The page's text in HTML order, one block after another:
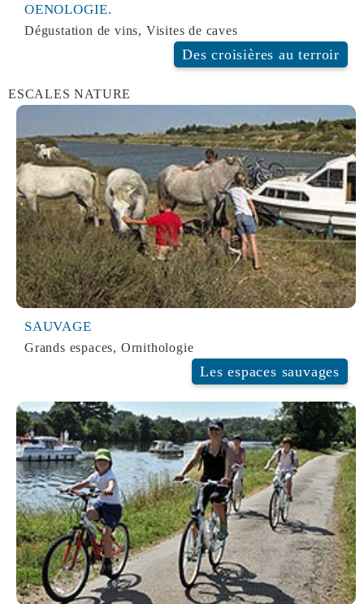
OENOLOGIE.
Dégustation de vins, Visites de caves
Des croisières au terroir
ESCALES NATURE
SAUVAGE
Grands espaces, Ornithologie
Les espaces sauvages